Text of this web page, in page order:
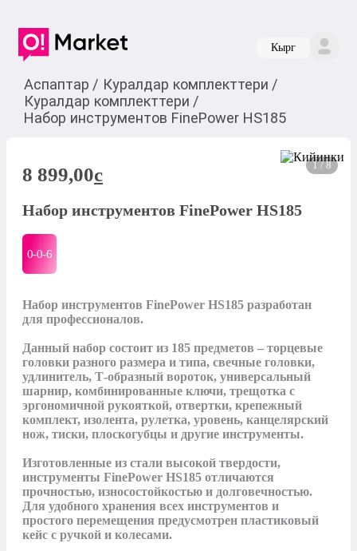
Кырг
Аспаптар / Куралдар комплекттери /
Куралдар комплекттери /
Набор инструментов FinePower HS185
1 / 8
8 899,00c
Набор инструментов FinePower HS185
0-0-6
Набор инструментов FinePower HS185 разработан
для профессионалов.
Данный набор состоит из 185 предметов – торцевые
головки разного размера и типа, свечные головки,
удлинитель, Т-образный вороток, универсальный
шарнир, комбинированные ключи, трещотка с
эргономичной рукояткой, отвертки, крепежный
комплект, изолента, рулетка, уровень, канцелярский
нож, тиски, плоскогубцы и другие инструменты.
Изготовленные из стали высокой твердости,
инструменты FinePower HS185 отличаются
прочностью, износостойкостью и долговечностью.
Для удобного хранения всех инструментов и
простого перемещения предусмотрен пластиковый
кейс с ручкой и колесами.